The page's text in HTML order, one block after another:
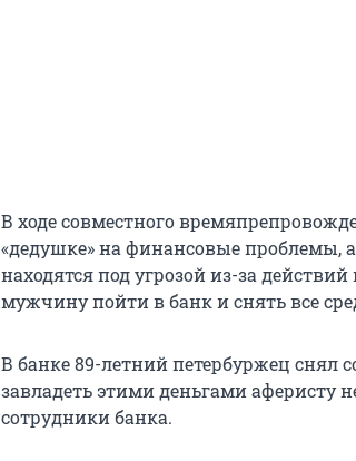
В ходе совместного
«дедушке» на финансовые проблемы,
находятся под угрозой из-за
мужчину пойти в банк и снять все
В банке 89-летний петербуржец снял
завладеть этими деньгами аферисту
сотрудники банка.